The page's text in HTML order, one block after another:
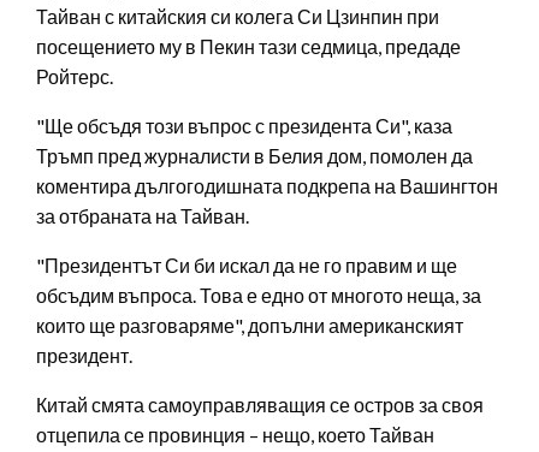
Тайван с китайския си колега Си Цзинпин при
посещението му в Пекин тази седмица, предаде
Ройтерс.
"Ще обсъдя този въпрос с президента Си", каза
Тръмп пред журналисти в Белия дом, помолен да
коментира дългогодишната подкрепа на Вашингтон
за отбраната на Тайван.
"Президентът Си би искал да не го правим и ще
обсъдим въпроса. Това е едно от многото неща, за
които ще разговаряме", допълни американският
президент.
Китай смята самоуправляващия се остров за своя
отцепила се провинция – нещо, което Тайван